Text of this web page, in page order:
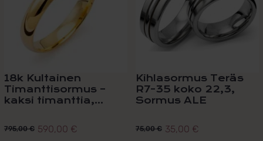
18k Kultainen
Timanttisormus –
kaksi timanttia,...
795,00€
Alkuperäinen
590,00 €
Nykyinen
Kihlasormus Teräs
R7-35 koko 22,3,
Sormus ALE
75,00€
Alkuperäinen
35,00 €
Nykyinen